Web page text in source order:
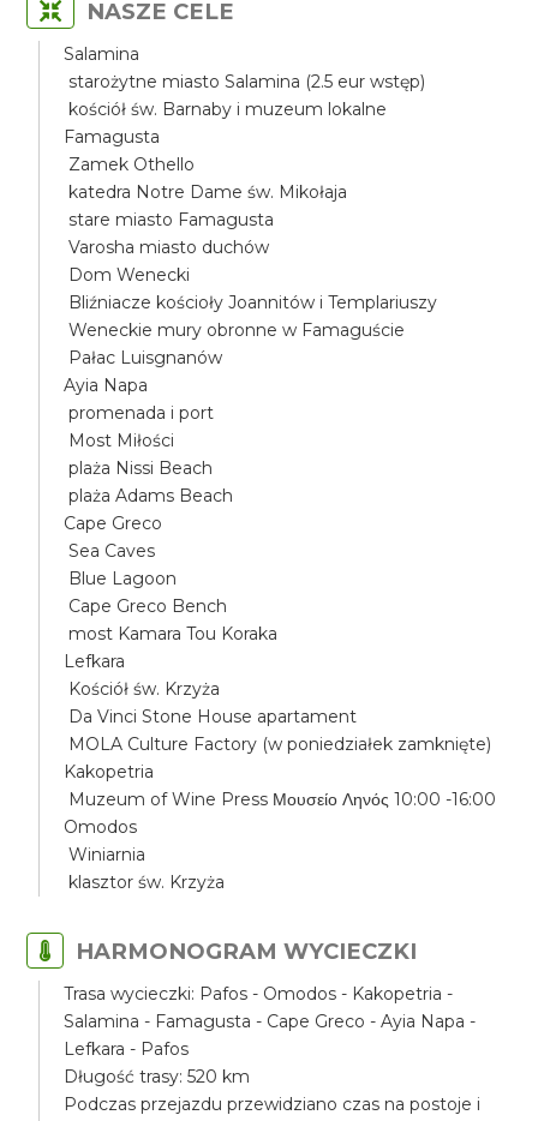
NASZE CELE
Salamina
starożytne miasto Salamina (2.5 eur wstęp)
kościół św. Barnaby i muzeum lokalne
Famagusta
Zamek Othello
katedra Notre Dame św. Mikołaja
stare miasto Famagusta
Varosha miasto duchów
Dom Wenecki
Bliźniacze kościoły Joannitów i Templariuszy
Weneckie mury obronne w Famaguście
Pałac Luisgnanów
Ayia Napa
promenada i port
Most Miłości
plaża Nissi Beach
plaża Adams Beach
Cape Greco
Sea Caves
Blue Lagoon
Cape Greco Bench
most Kamara Tou Koraka
Lefkara
Kościół św. Krzyża
Da Vinci Stone House apartament
MOLA Culture Factory (w poniedziałek zamknięte)
Kakopetria
Muzeum of Wine Press Μουσείο Ληνός 10:00 -16:00
Omodos
Winiarnia
klasztor św. Krzyża
HARMONOGRAM WYCIECZKI
Trasa wycieczki: Pafos - Omodos - Kakopetria -
Salamina - Famagusta - Cape Greco - Ayia Napa -
Lefkara - Pafos
Długość trasy: 520 km
Podczas przejazdu przewidziano czas na postoje i